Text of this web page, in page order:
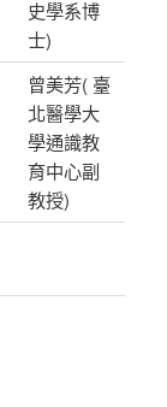
史學系博
士)
曾美芳( 臺
北醫學大
學通識教
育中心副
教授)